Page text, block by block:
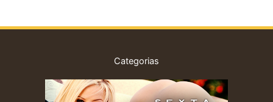
Categorias